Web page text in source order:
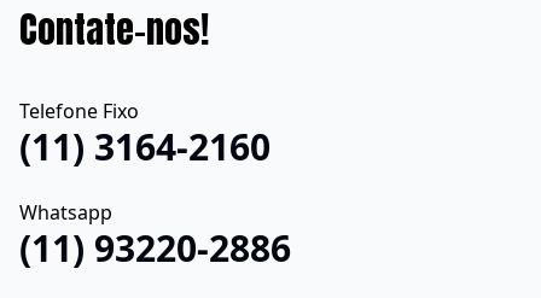
Contate-nos!
Telefone Fixo
(11) 3164-2160
Whatsapp
(11) 93220-2886